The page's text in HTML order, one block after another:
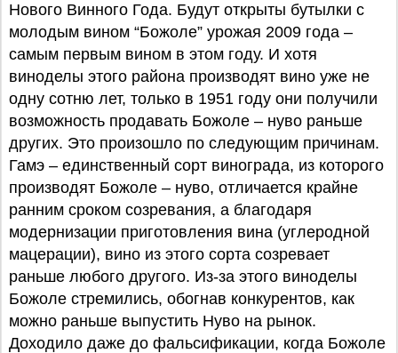
Нового Винного Года. Будут открыты бутылки с
молодым вином “Божоле” урожая 2009 года –
самым первым вином в этом году. И хотя
виноделы этого района производят вино уже не
одну сотню лет, только в 1951 году они получили
возможность продавать Божоле – нуво раньше
других. Это произошло по следующим причинам.
Гамэ – единственный сорт винограда, из которого
производят Божоле – нуво, отличается крайне
ранним сроком созревания, а благодаря
модернизации приготовления вина (углеродной
мацерации), вино из этого сорта созревает
раньше любого другого. Из-за этого виноделы
Божоле стремились, обогнав конкурентов, как
можно раньше выпустить Нуво на рынок.
Доходило даже до фальсификации, когда Божоле